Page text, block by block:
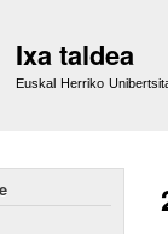
Ixa taldea
Euskal Herriko